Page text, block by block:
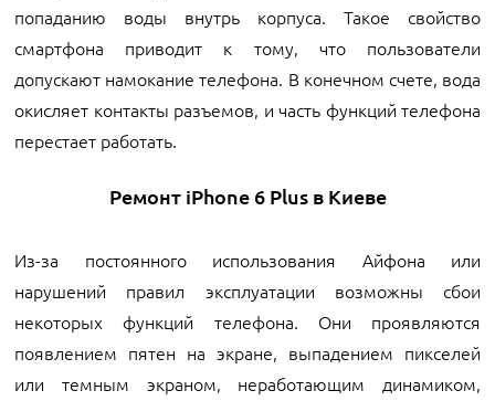
попаданию воды внутрь корпуса. Такое свойство
смартфона приводит к тому, что пользователи
допускают намокание телефона. В конечном счете, вода
окисляет контакты разъемов, и часть функций телефона
перестает работать.
Ремонт iPhone 6 Plus в Киеве
Из-за постоянного использования Айфона или
нарушений правил эксплуатации возможны сбои
некоторых функций телефона. Они проявляются
появлением пятен на экране, выпадением пикселей
или темным экраном, неработающим динамиком,